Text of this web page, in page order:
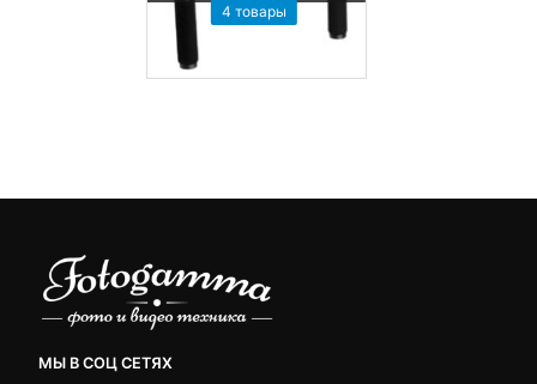
4 товары
МЫ В СОЦ СЕТЯХ